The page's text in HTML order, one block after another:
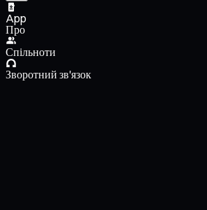
App
Про
Спільноти
Зворотний зв'язок